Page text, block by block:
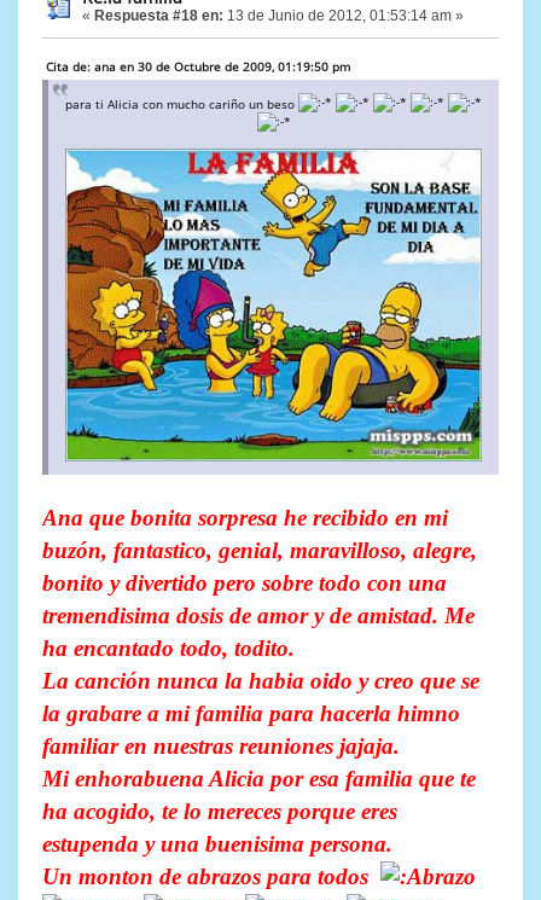
« Respuesta #18 en: 13 de Junio de 2012, 01:53:14 am »
Cita de: ana en 30 de Octubre de 2009, 01:19:50 pm
para ti Alicia con mucho cariño un beso
Ana que bonita sorpresa he recibido en mi
buzón, fantastico, genial, maravilloso, alegre,
bonito y divertido pero sobre todo con una
tremendisima dosis de amor y de amistad. Me
ha encantado todo, todito.
La canción nunca la habia oido y creo que se
la grabare a mi familia para hacerla himno
familiar en nuestras reuniones jajaja.
Mi enhorabuena Alicia por esa familia que te
ha acogido, te lo mereces porque eres
estupenda y una buenisima persona.
Un monton de abrazos para todos